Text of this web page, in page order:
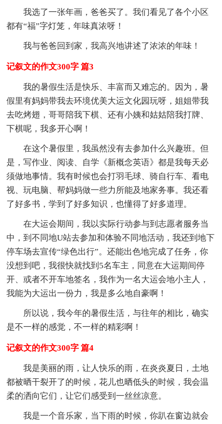
我选了一张年画，爸爸买了。我们看见了各个小区
都有“福”字灯笼，年味真浓呀！
我与爸爸回到家，我高兴地讲述了浓浓的年味！
记叙文的作文300字 篇3
我的暑假生活是快乐、丰富而又难忘的。因为，暑
假里有妈妈带我去环境优美大运文化园玩呀，姐姐带我
去吃烤翅，哥哥陪我下棋、还有小姨和姑姑陪我打牌、
下棋呢，我多开心啊！
在这个暑假里，我虽然没有去参加什么兴趣班。但
是，写作业、阅读、自学《新概念英语》都是我每天必
须做地事情。我有时候也会打羽毛球、骑自行车、看电
视、玩电脑、帮妈妈做一些力所能及地家务事。我还看
了好多书，学到了好多知识，也懂得了好多道理。
在大运会期间，我以实际行动参与到志愿者服务当
中，到不同地U站去参加和体验不同地活动，我还到地下
停车场去宣传“绿色出行”。还能出色地完成了任务，你
没想到吧，我很快就找到5名车主，同意在大运期间停
开、或者不开车地签名，我作为一名大运会地小主人，
我能为大运出一份力，我是多么地自豪啊！
所以说，我今年的暑假生活，与往年的相比，确实
是不一样的感觉，不一样的精彩啊！
记叙文的作文300字 篇4
我是美丽的雨，让人快乐的雨，在炎炎夏日，土地
都被晒干裂开了的时候，花儿也晒低头的时候，我会温
柔的洒向它们，让它们感受到一丝丝凉意。
我是一个音乐家，当下雨的时候，你趴在窗边就会